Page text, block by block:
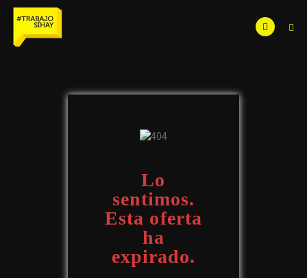
Lo
sentimos.
Esta oferta
ha
expirado.